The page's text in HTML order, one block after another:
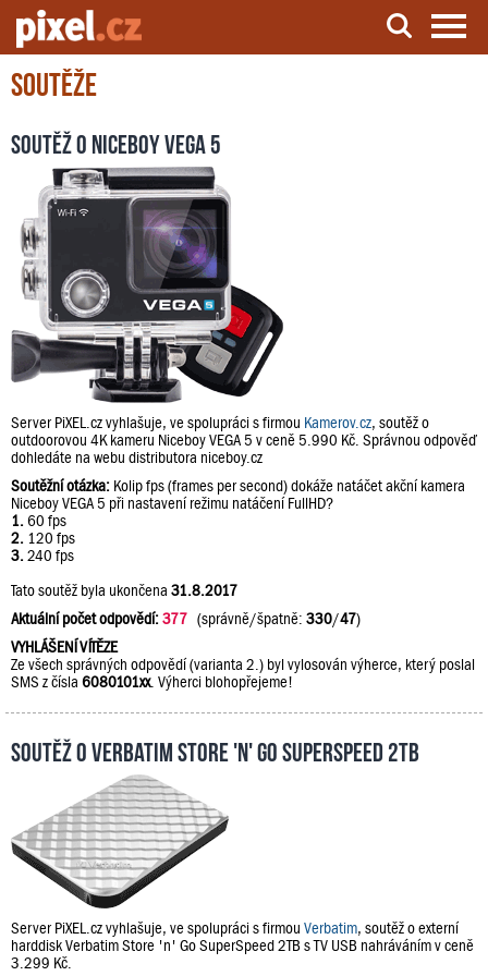
Server o natáčení a zpracování videa
Soutěže
Soutěž o Niceboy VEGA 5
Server PiXEL.cz vyhlašuje, ve spolupráci s firmou Kamerov.cz, soutěž o
outdoorovou 4K kameru Niceboy VEGA 5 v ceně 5.990 Kč. Správnou odpověď
dohledáte na webu distributora niceboy.cz
Soutěžní otázka: Kolip fps (frames per second) dokáže natáčet akční kamera
Niceboy VEGA 5 při nastavení režimu natáčení FullHD?
1. 60 fps
2. 120 fps
3. 240 fps
Tato soutěž byla ukončena 31.8.2017
Aktuální počet odpovědí:377 (správně/špatně: 330/47)
VYHLÁŠENÍ VÍTĚZE
Ze všech správných odpovědí (varianta 2.) byl vylosován výherce, který poslal
SMS z čísla 6080101xx. Výherci blohopřejeme!
Soutěž o Verbatim Store 'n' Go SuperSpeed 2TB
Server PiXEL.cz vyhlašuje, ve spolupráci s firmou Verbatim, soutěž o externí
harddisk Verbatim Store 'n' Go SuperSpeed 2TB s TV USB nahráváním v ceně
3.299 Kč.